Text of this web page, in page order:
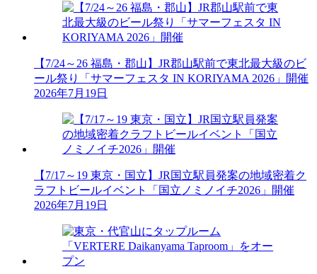
【7/24～26 福島・郡山】JR郡山駅前で東北最大級のビ
ール祭り「サマーフェスタ IN KORIYAMA 2026」開催
2026年7月19日
【7/17～19 東京・国立】JR国立駅員発案の地域密着ク
ラフトビールイベント「国立ノミノイチ2026」開催
2026年7月19日